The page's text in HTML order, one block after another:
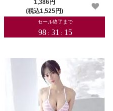
1,386円
(税込1,525円)